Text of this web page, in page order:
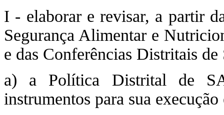
I - elaborar e revisar, a partir
Segurança Alimentar e
e das Conferências Distritais
a) a Política Distrital de
instrumentos para sua